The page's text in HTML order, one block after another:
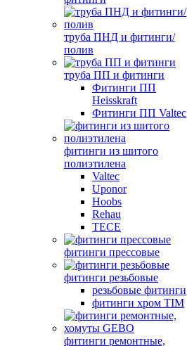
труба ПНД и фитинги/
полив
труба ПП и фитинги
Фитинги ПП
Heisskraft
Фитинги ПП Valtec
фитинги из шитого
полиэтилена
Valtec
Uponor
Hoobs
Rehau
TECE
фитинги прессовые
фитинги резьбовые
резьбовые фитинги
фитинги хром TIM
фитинги ремонтные,